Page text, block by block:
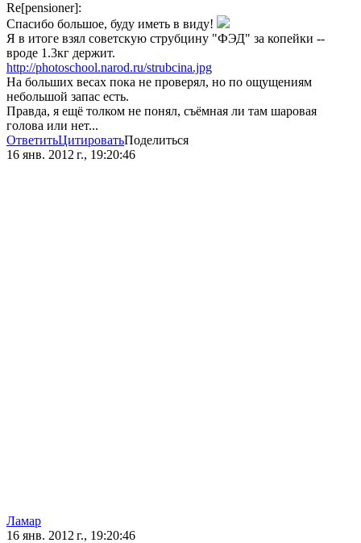
Re[pensioner]:
Спасибо большое, буду иметь в виду!
Я в итоге взял советскую струбцину "ФЭД" за копейки --
вроде 1.3кг держит.
http://photoschool.narod.ru/strubcina.jpg
На больших весах пока не проверял, но по ощущениям
небольшой запас есть.
Правда, я ещё толком не понял, съёмная ли там шаровая
голова или нет...
ОтветитьЦитироватьПоделиться
16 янв. 2012 г., 19:20:46
Ламар
16 янв. 2012 г., 19:20:46